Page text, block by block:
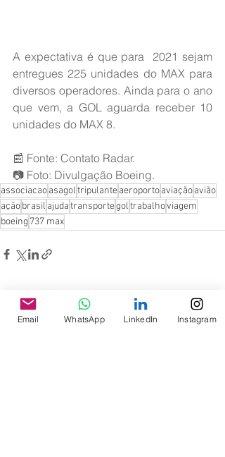
A expectativa é que para  2021 sejam
entregues 225 unidades do MAX para
diversos operadores. Ainda para o ano
que vem, a GOL aguarda receber 10
unidades do MAX 8.
📰 Fonte: Contato Radar.
📷 Foto: Divulgação Boeing.
associacaoasagoltripulanteaeroportoaviaçãoavião
açãobrasil ajudatransportegoltrabalhoviagem
boeing 737 max
Posts recentes Ver tudo
Email WhatsApp LinkedIn Instagram